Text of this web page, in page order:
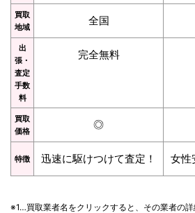
買取
地域
全国
出
張・
査定
手数
料
完全無料
買取
価格
◎
特徴 迅速に駆けつけて査定！ 女性
※1…買取業者名をクリックすると、その業者の